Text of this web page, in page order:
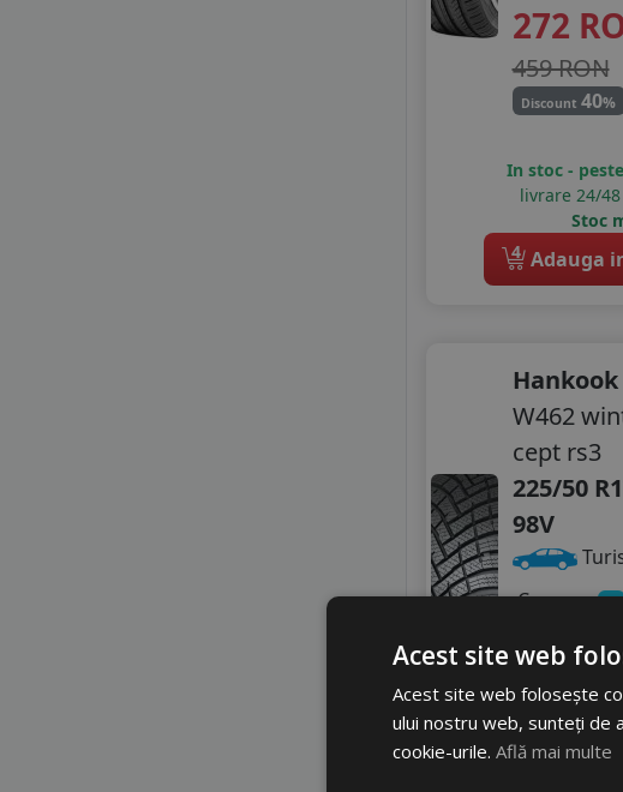
272
459 RON
Discount40%
In stoc -
livrare 24/
Stoc
4 Adauga
Hankook
W462
cept rs3
225/50
98V
Consum C
Zgomot
B 72 dB
616
Acest site web
Acest site web folosește
ului nostru web, sunteți de
cookie-urile. Află mai multe